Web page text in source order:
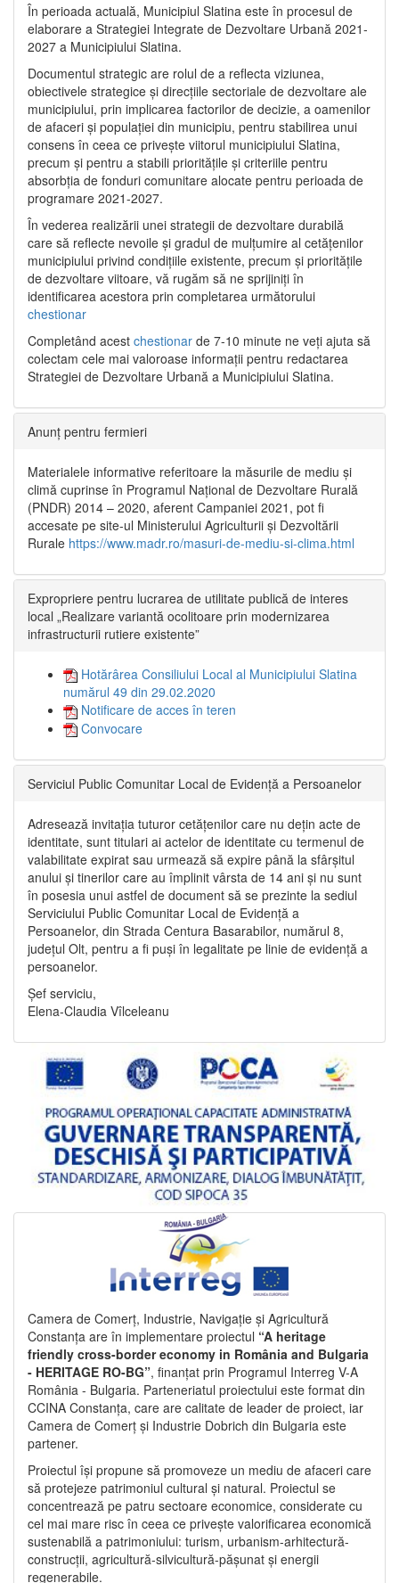
În perioada actuală, Municipiul Slatina este în procesul de
elaborare a Strategiei Integrate de Dezvoltare Urbană 2021‐
2027 a Municipiului Slatina.
Documentul strategic are rolul de a reflecta viziunea,
obiectivele strategice și direcțiile sectoriale de dezvoltare ale
municipiului, prin implicarea factorilor de decizie, a oamenilor
de afaceri și populației din municipiu, pentru stabilirea unui
consens în ceea ce privește viitorul municipiului Slatina,
precum și pentru a stabili prioritățile și criteriile pentru
absorbția de fonduri comunitare alocate pentru perioada de
programare 2021-2027.
În vederea realizării unei strategii de dezvoltare durabilă
care să reflecte nevoile și gradul de mulțumire al cetățenilor
municipiului privind condițiile existente, precum și prioritățile
de dezvoltare viitoare, vă rugăm să ne sprijiniți în
identificarea acestora prin completarea următorului
chestionar
Completând acest chestionar de 7-10 minute ne veți ajuta să
colectam cele mai valoroase informații pentru redactarea
Strategiei de Dezvoltare Urbană a Municipiului Slatina.
Anunț pentru fermieri
Materialele informative referitoare la măsurile de mediu și
climă cuprinse în Programul Național de Dezvoltare Rurală
(PNDR) 2014 – 2020, aferent Campaniei 2021, pot fi
accesate pe site-ul Ministerului Agriculturii și Dezvoltării
Rurale https://www.madr.ro/masuri-de-mediu-si-clima.html
Expropriere pentru lucrarea de utilitate publică de interes
local „Realizare variantă ocolitoare prin modernizarea
infrastructurii rutiere existente”
Hotărârea Consiliului Local al Municipiului Slatina
numărul 49 din 29.02.2020
Notificare de acces în teren
Convocare
Serviciul Public Comunitar Local de Evidență a Persoanelor
Adresează invitația tuturor cetățenilor care nu dețin acte de
identitate, sunt titulari ai actelor de identitate cu termenul de
valabilitate expirat sau urmează să expire până la sfârșitul
anului și tinerilor care au împlinit vârsta de 14 ani și nu sunt
în posesia unui astfel de document să se prezinte la sediul
Serviciului Public Comunitar Local de Evidență a
Persoanelor, din Strada Centura Basarabilor, numărul 8,
județul Olt, pentru a fi puși în legalitate pe linie de evidență a
persoanelor.
Șef serviciu,
Elena-Claudia Vîlceleanu
Camera de Comerț, Industrie, Navigație și Agricultură
Constanța are în implementare proiectul “A heritage
friendly cross-border economy in România and Bulgaria
- HERITAGE RO-BG”, finanțat prin Programul Interreg V-A
România - Bulgaria. Parteneriatul proiectului este format din
CCINA Constanța, care are calitate de leader de proiect, iar
Camera de Comerț și Industrie Dobrich din Bulgaria este
partener.
Proiectul își propune să promoveze un mediu de afaceri care
să protejeze patrimoniul cultural și natural. Proiectul se
concentrează pe patru sectoare economice, considerate cu
cel mai mare risc în ceea ce privește valorificarea economică
sustenabilă a patrimoniului: turism, urbanism-arhitectură-
construcții, agricultură-silvicultură-pășunat și energii
regenerabile.